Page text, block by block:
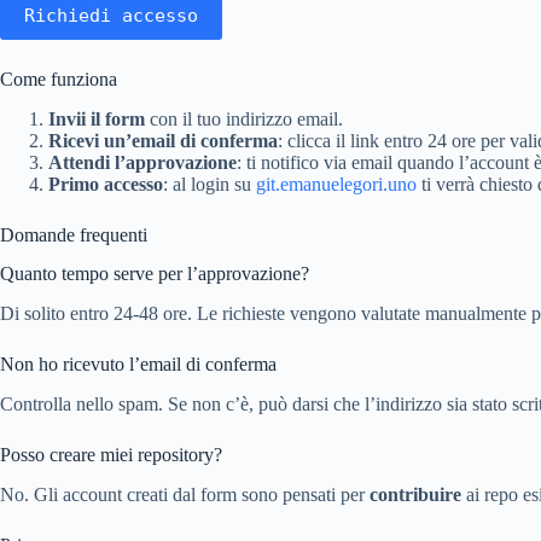
Richiedi accesso
Come funziona
Invii il form con il tuo indirizzo email.
Ricevi un’email di conferma: clicca il link entro 24 ore per
Attendi l’approvazione: ti notifico via email quando l’account
Primo accesso: al login su git.emanuelegori.uno ti verrà
Domande frequenti
Quanto tempo serve per l’approvazione?
Di solito entro 24-48 ore. Le richieste vengono valutate
Non ho ricevuto l’email di conferma
Controlla nello spam. Se non c’è, può darsi che l’indirizzo sia stato
Posso creare miei repository?
No. Gli account creati dal form sono pensati percontribuire ai repo